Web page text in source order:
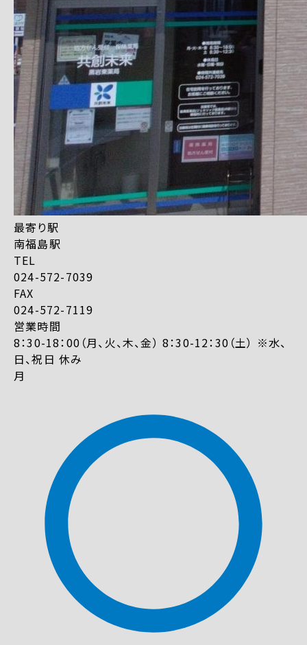
最寄り駅
南福島駅
TEL
024-572-7039
FAX
024-572-7119
営業時間
8：30-18：00（月、火、木、金） 8：30-12：30（土） ※水、
日、祝日 休み
月